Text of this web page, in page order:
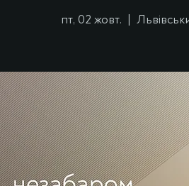
пт, 02 жовт.
  |